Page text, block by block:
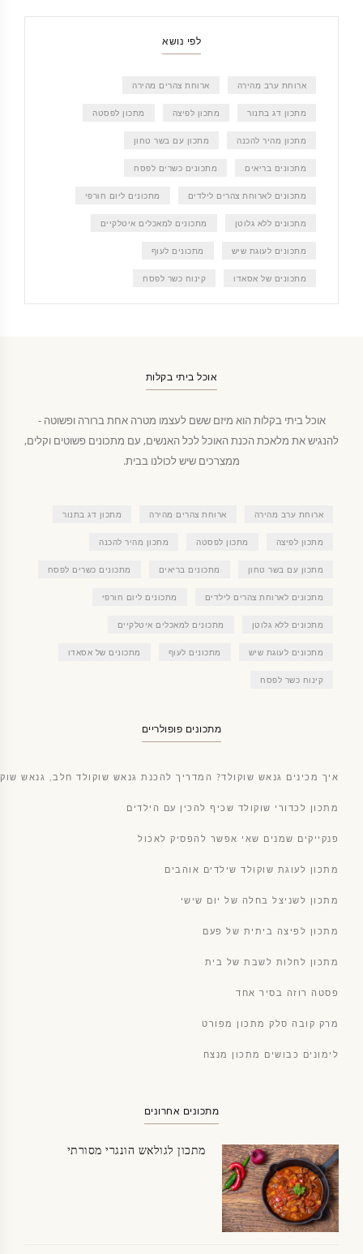
לפי נושא
ארוחת ערב מהירה ארוחת צהרים מהירה
מתכון דג בתנור מתכון לפיצה מתכון לפסטה
מתכון מהיר להכנה מתכון עם בשר טחון
מתכונים בריאים מתכונים כשרים לפסח
מתכונים לארוחת צהרים לילדים מתכונים ליום חורפי
מתכונים ללא גלוטן מתכונים למאכלים איטלקיים
מתכונים לעוגת שיש מתכונים לעוף
מתכונים של אסאדו קינוח כשר לפסח
אוכל ביתי בקלות
אוכל ביתי בקלות הוא מיזם ששם לעצמו מטרה אחת ברורה ופשוטה -
להנגיש את מלאכת הכנת האוכל לכל האנשים, עם מתכונים פשוטים וקלים,
ממצרכים שיש לכולנו בבית.
ארוחת ערב מהירה ארוחת צהרים מהירה מתכון דג בתנור
מתכון לפיצה מתכון לפסטה מתכון מהיר להכנה
מתכון עם בשר טחון מתכונים בריאים מתכונים כשרים לפסח
מתכונים לארוחת צהרים לילדים מתכונים ליום חורפי
מתכונים ללא גלוטן מתכונים למאכלים איטלקיים
מתכונים לעוגת שיש מתכונים לעוף מתכונים של אסאדו
קינוח כשר לפסח
מתכונים פופולריים
איך מכינים גנאש שוקולד? המדריך להכנת גנאש שוקולד חלב, גנאש
מתכון לכדורי שוקולד שכיף להכין עם הילדים
פנקייקים שמנים שאי אפשר להפסיק לאכול
מתכון לעוגת שוקולד שילדים אוהבים
מתכון לשניצל בחלה של יום שישי
מתכון לפיצה ביתית של פעם
מתכון לחלות לשבת של בית
פסטה רוזה בסיר אחד
מרק קובה סלק מתכון מפורט
לימונים כבושים מתכון מנצח
מתכונים אחרונים
מתכון לגולאש הונגרי מסורתי